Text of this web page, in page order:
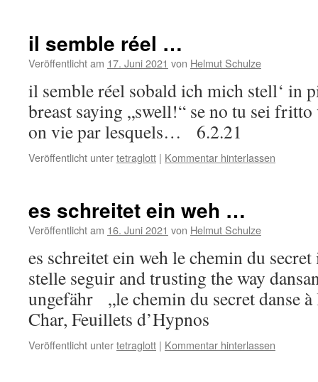
il semble réel …
Veröffentlicht am 17. Juni 2021 von Helmut Schulze
il semble réel sobald ich mich stell‘ in
breast saying „swell!“ se no tu sei
on vie par lesquels… 6.2.21
Veröffentlicht untertetraglott | Kommentar hinterlassen
es schreitet ein weh …
Veröffentlicht am 16. Juni 2021 von Helmut Schulze
es schreitet ein weh le chemin du
stelle seguir and trusting the way
ungefähr „le chemin du secret danse à
Char, Feuillets d’Hypnos
Veröffentlicht untertetraglott | Kommentar hinterlassen